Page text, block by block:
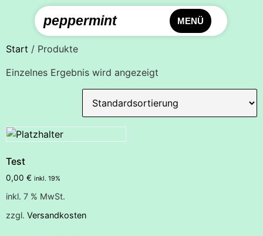
peppermint MENÜ
Start / Produkte
Einzelnes Ergebnis wird angezeigt
Test
0,00 € inkl. 19%
inkl. 7 % MwSt.
zzgl. Versandkosten